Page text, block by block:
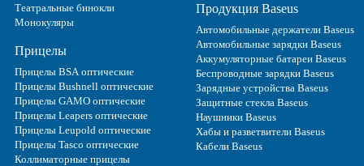
Театральные бинокли
Монокуляры
Прицелы
Прицелы BSA оптические
Прицелы Bushnell оптические
Прицелы GAMO оптические
Прицелы Leapers оптические
Прицелы Leupold оптические
Прицелы Tasco оптические
Коллиматорные прицелы
Продукция Baseus
Автомобильные держатели Baseus
Автомобильные зарядки Baseus
Аккумуляторные батареи Baseus
Беспроводные зарядки Baseus
Зарядные устройства Baseus
Защитные стекла Baseus
Наушники Baseus
Хабы и разветвители Baseus
Кабели Baseus